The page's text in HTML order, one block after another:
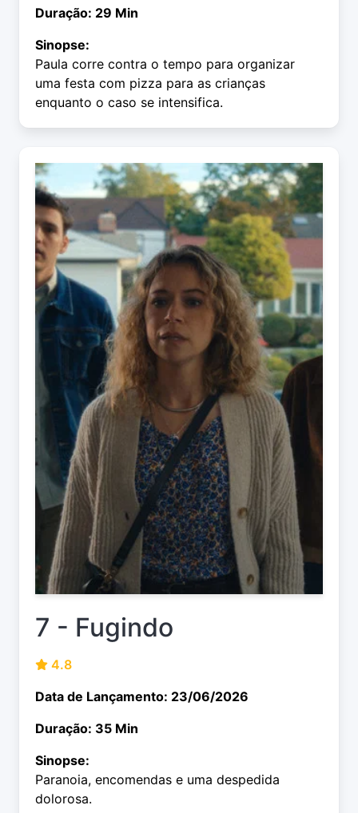
Duração: 29 Min
Sinopse:
Paula corre contra o tempo para organizar
uma festa com pizza para as crianças
enquanto o caso se intensifica.
7 - Fugindo
4.8
Data de Lançamento: 23/06/2026
Duração: 35 Min
Sinopse:
Paranoia, encomendas e uma despedida
dolorosa.